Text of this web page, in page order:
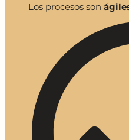
Los procesos son